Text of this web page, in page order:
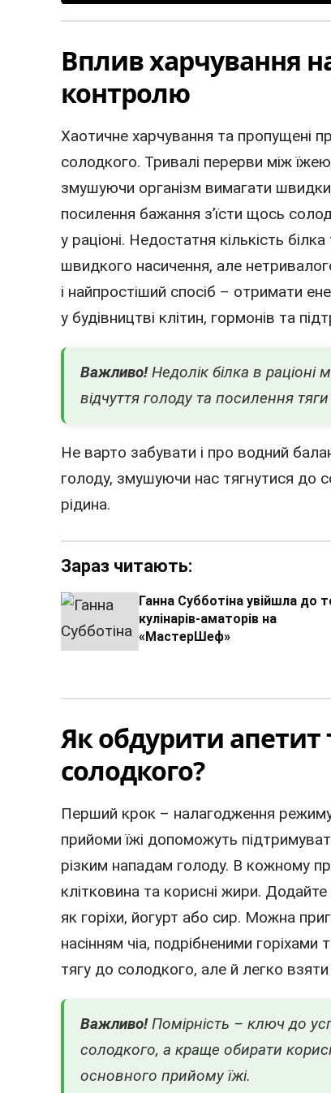
Вплив харчування
контролю
Хаотичне харчування та пропущені
солодкого. Тривалі перерви між
змушуючи організм вимагати
посилення бажання з’їсти щось
у раціоні. Недостатня кількість
швидкого насичення, але
і найпростіший спосіб – отримати
у будівництві клітин, гормонів та
Важливо!Недолік білка в
відчуття голоду та посилення
Не варто забувати і про водний
голоду, змушуючи нас тягнутися до
рідина.
Зараз читають:
Ганна Субботіна увійшла до
кулінарів-аматорів на
«МастерШеф»
Як обдурити
солодкого?
Перший крок – налагодження режиму
прийоми їжі допоможуть
різким нападам голоду. В кожному
клітковина та корисні жири.
як горіхи, йогурт або сир. Можна
насінням чіа, подрібненими
тягу до солодкого, але й легко
Важливо!Помірність – ключ до
солодкого, а краще обирати
основного прийому їжі.